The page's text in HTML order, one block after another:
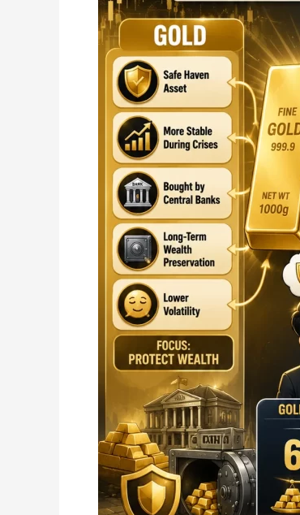
Baik
Semasa
Krisis
Ekonomi?